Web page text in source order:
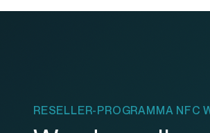
RESELLER-PROGRAMMA NFC